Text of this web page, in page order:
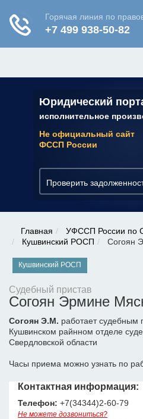
Юридический
исполнительное
Не официальный сайт
ФССП России
Проверить
✆ 7 (800) 350-22-64
Главная
УФССП России по
Кушвинский РОСП
Согоян
Кушвинский РОСП
Судебный пристав
Согоян Эрмине
Согоян Э.М. работает судебным
Кушвинском райнном отделе
Свердловской области
Часы приема можно узнать по
Контактная информация:
Телефон: +7(34344)2-60-79
Не можете дозвониться?